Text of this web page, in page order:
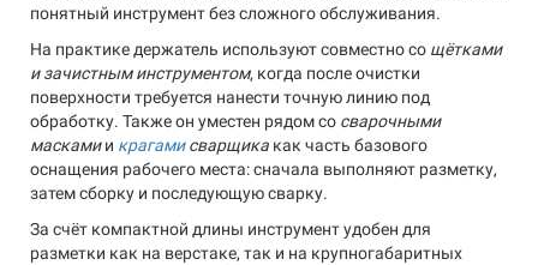
понятный инструмент без сложного обслуживания.
На практике держатель используют совместно со щётками
и зачистным инструментом, когда после очистки
поверхности требуется нанести точную линию под
обработку. Также он уместен рядом со сварочными
маскамии крагамисварщика как часть базового
оснащения рабочего места: сначала выполняют разметку,
затем сборку и последующую сварку.
За счёт компактной длины инструмент удобен для
разметки как на верстаке, так и на крупногабаритных